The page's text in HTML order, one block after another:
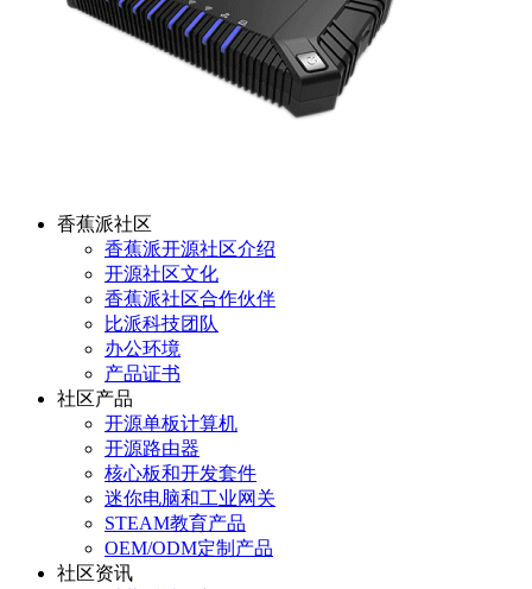
香蕉派社区
香蕉派开源社区介绍
开源社区文化
香蕉派社区合作伙伴
比派科技团队
办公环境
产品证书
社区产品
开源单板计算机
开源路由器
核心板和开发套件
迷你电脑和工业网关
STEAM教育产品
OEM/ODM定制产品
社区资讯